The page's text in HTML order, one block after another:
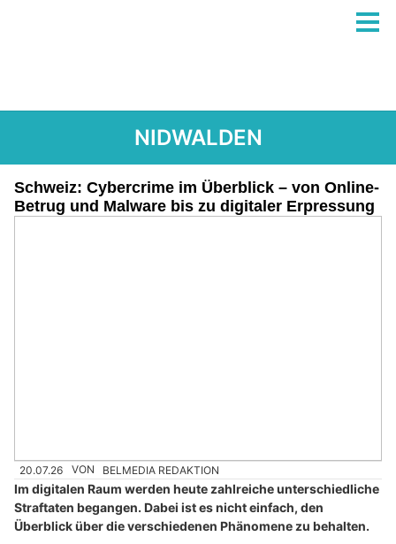
NIDWALDEN
Schweiz: Cybercrime im Überblick – von Online-
Betrug und Malware bis zu digitaler Erpressung
20.07.26 VON BELMEDIA REDAKTION
Im digitalen Raum werden heute zahlreiche unterschiedliche
Straftaten begangen. Dabei ist es nicht einfach, den
Überblick über die verschiedenen Phänomene zu behalten.